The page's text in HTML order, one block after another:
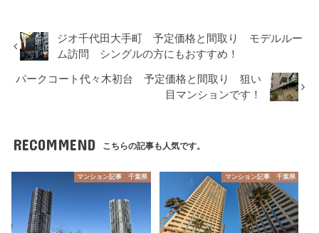
ジオ千代田大手町 予定価格と間取り モデルルー
ム訪問 シングルの方にもおすすめ！
パークコート代々木初台 予定価格と間取り 狙い
目マンションです！
RECOMMEND こちらの記事も人気です。
マンション記事 千葉県 マンション記事 千葉県